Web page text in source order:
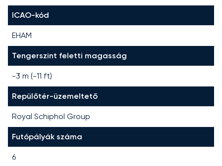
ICAO-kód
EHAM
Tengerszint feletti magasság
-3 m (-11 ft)
Repülőtér-üzemeltető
Royal Schiphol Group
Futópályák száma
6